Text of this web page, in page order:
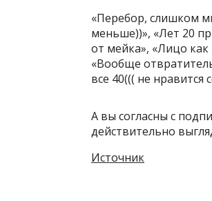
«Перебор, слишком
меньше))», «Лет 20
от мейка», «Лицо как
«Вообще
все 40((( не
А вы согласны с
действительно
Источник